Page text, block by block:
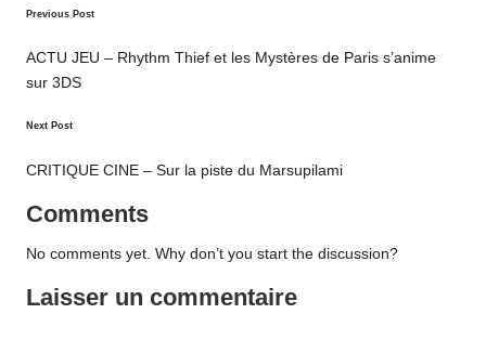
Post
navigation
Previous Post
ACTU JEU – Rhythm Thief et les Mystères de Paris s’anime
sur 3DS
Next Post
CRITIQUE CINE – Sur la piste du Marsupilami
Comments
No comments yet. Why don’t you start the discussion?
Laisser un commentaire